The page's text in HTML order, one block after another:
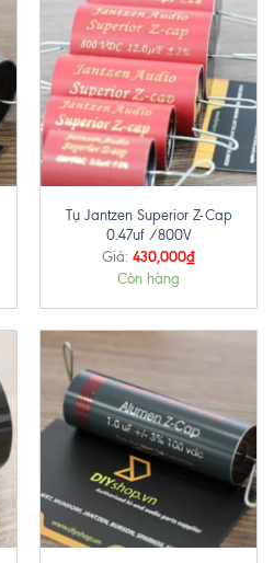
Tụ Jantzen Superior Z-Cap
0.47uf /800V
Giá: 430,000₫
Còn hàng